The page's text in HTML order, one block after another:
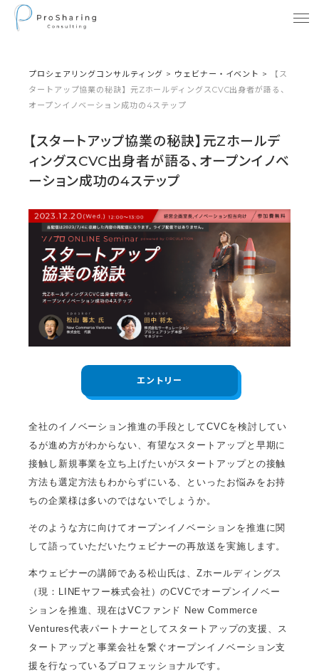
プロシェアリングコンサルティング > ウェビナー・イベント >
【ス
タートアップ協業の秘訣】元ZホールディングスCVC出身者が語る、
オープンイノベーション成功の4ステップ
【スタートアップ協業の秘訣】元Zホールデ
ィングスCVC出身者が語る、オープンイノベ
ーション成功の4ステップ
エントリー
全社のイノベーション推進の手段としてCVCを検討してい
るが進め方がわからない、有望なスタートアップと早期に
接触し新規事業を立ち上げたいがスタートアップとの接触
方法も選定方法もわからずにいる、といったお悩みをお持
ちの企業様は多いのではないでしょうか。
そのような方に向けてオープンイノベーションを推進に関
して語っていただいたウェビナーの再放送を実施します。
本ウェビナーの講師である松山氏は、Zホールディングス
（現：LINEヤフー株式会社）のCVCでオープンイノベー
ションを推進、現在はVCファンド New Commerce
Ventures代表パートナーとしてスタートアップの支援、ス
タートアップと事業会社を繋ぐオープンイノベーション支
援を行なっているプロフェッショナルです。